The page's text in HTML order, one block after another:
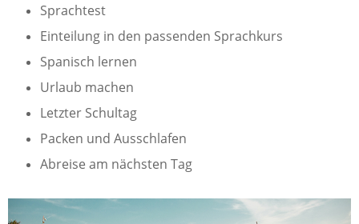
Sprachtest
Einteilung in den passenden Sprachkurs
Spanisch lernen
Urlaub machen
Letzter Schultag
Packen und Ausschlafen
Abreise am nächsten Tag